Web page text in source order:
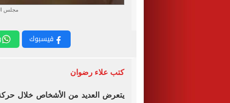
مجلس
فيسبوك
كتب علاء رضوان
يتعرض العديد من الأشخاص خلال حركة